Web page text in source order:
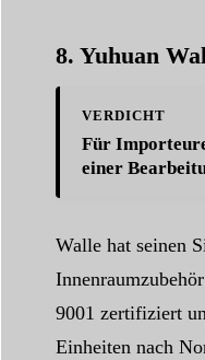
8. Yuhuan
VERDICHT
Für
einer
Walle hat seinen
9001 zertifiziert
Einheiten nach